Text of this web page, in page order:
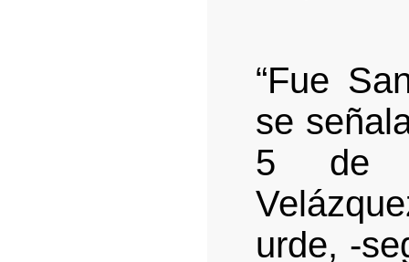
“Fue
se
5 de
urde, -